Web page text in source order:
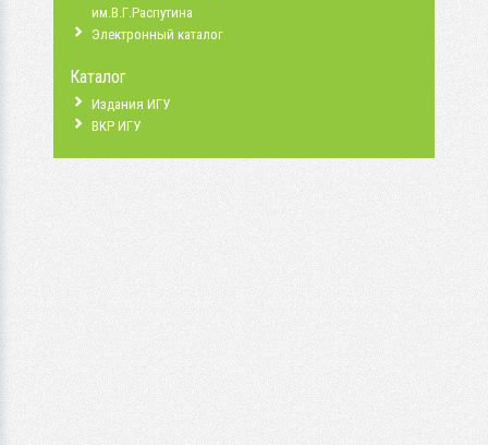
им.В.Г.Распутина
Электронный каталог
Каталог
Издания ИГУ
ВКР ИГУ